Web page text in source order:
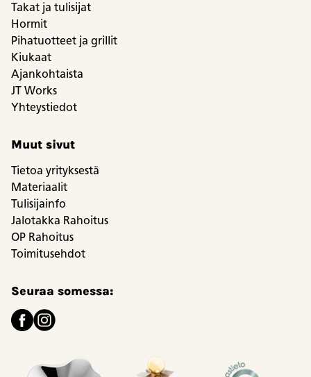
Takat ja tulisijat
Hormit
Pihatuotteet ja grillit
Kiukaat
Ajankohtaista
JT Works
Yhteystiedot
Muut sivut
Tietoa yrityksestä
Materiaalit
Tulisijainfo
Jalotakka Rahoitus
OP Rahoitus
Toimitusehdot
Seuraa somessa: